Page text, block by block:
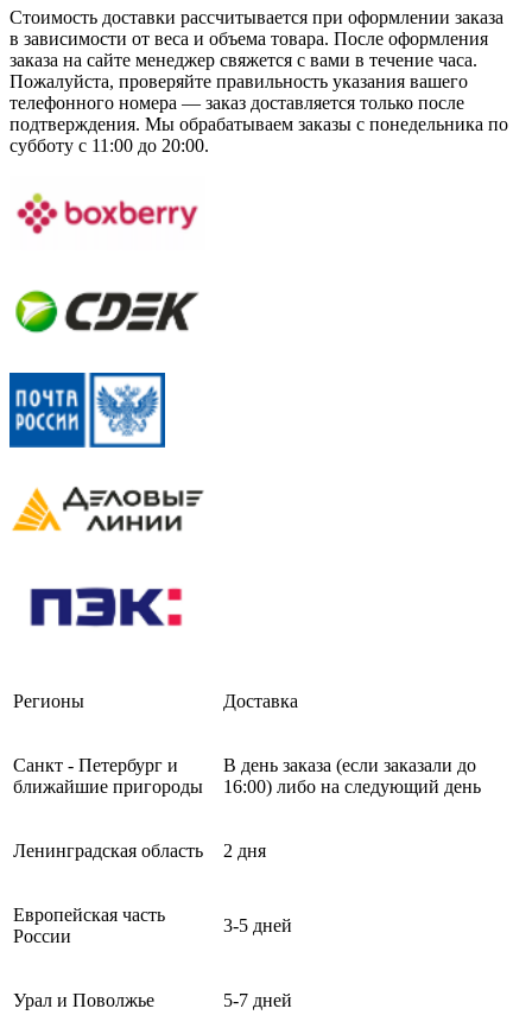
Стоимость доставки рассчитывается при оформлении заказа
в зависимости от веса и объема товара. После оформления
заказа на сайте менеджер свяжется с вами в течение часа.
Пожалуйста, проверяйте правильность указания вашего
телефонного номера — заказ доставляется только после
подтверждения. Мы обрабатываем заказы с понедельника по
субботу с 11:00 до 20:00.
Регионы Доставка
Санкт - Петербург и
ближайшие пригороды
В день заказа (если заказали до
16:00) либо на следующий день
Ленинградская область 2 дня
Европейская часть
России
3-5 дней
Урал и Поволжье 5-7 дней